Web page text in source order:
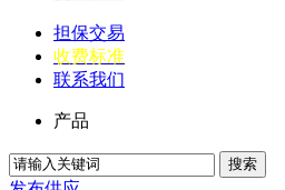
担保交易
收费标准
联系我们
产品
搜索